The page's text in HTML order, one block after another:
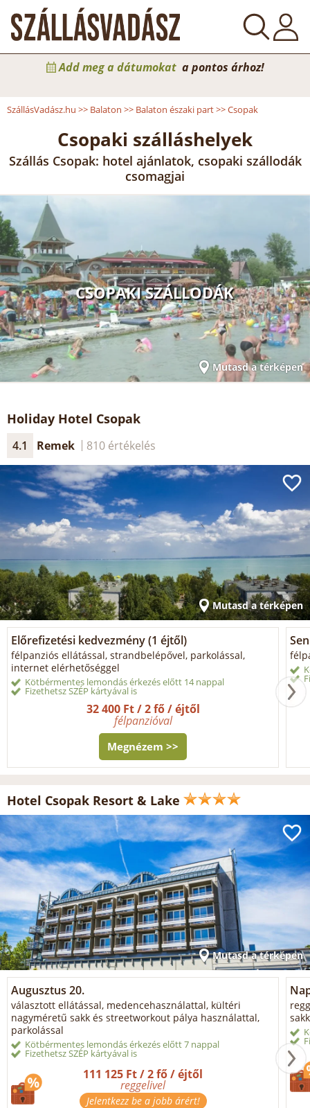
Add meg a dátumokat a pontos árhoz!
SzállásVadász.hu >> Balaton >> Balaton északi part>>Csopak
Csopaki szálláshelyek
Szállás Csopak: hotel ajánlatok, csopaki szállodák
csomagjai
CSOPAKI SZÁLLODÁK
Mutasd a térképen
Holiday Hotel Csopak
4.1 Remek 810 értékelés
Mutasd a térképen
Előrefizetési kedvezmény (1 éjtől)
félpanziós ellátással, strandbelépővel, parkolással,
internet elérhetőséggel
Kötbérmentes lemondás érkezés előtt 14 nappal
Fizethetsz SZÉP kártyával is
32 400 Ft / 2 fő / éjtől
félpanzióval
Megnézem >>
Hotel Csopak Resort & Lake
Mutasd a térképen
Augusztus 20.
választott ellátással, medencehasználattal, kültéri
nagyméretű sakk és streetworkout pálya használattal,
parkolással
Kötbérmentes lemondás érkezés előtt 7 nappal
Fizethetsz SZÉP kártyával is
111 125 Ft / 2 fő / éjtől
reggelivel
Jelentkezz be a jobb árért!